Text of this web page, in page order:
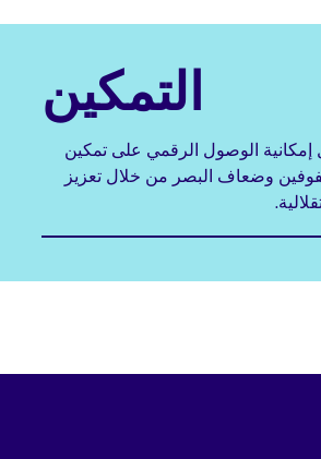
التمكين
إمكانية الوصول الرقمي على تمكين
وضعاف البصر من خلال تعزيز